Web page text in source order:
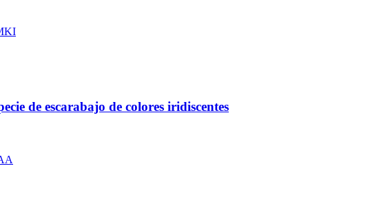
de escarabajo de colores iridiscentes